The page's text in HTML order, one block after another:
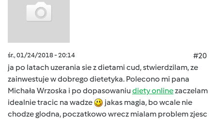
śr., 01/24/2018 - 20:14
#20
ja po latach uzerania sie z dietami cud, stwierdzilam, ze
zainwestuje w dobrego dietetyka. Polecono mi pana
Michała Wrzoska i po dopasowaniu diety onlinezaczelam
idealnie tracic na wadze
jakas magia, bo wcale nie
chodze glodna, poczatkowo wrecz mialam problem zjesc